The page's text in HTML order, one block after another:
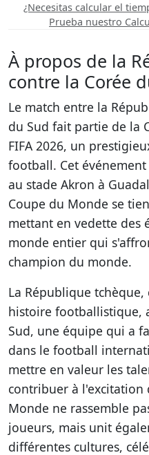
¿Necesitas calcular el
Prueba nuestro
À propos de la
contre la Corée
Le match entre la
du Sud fait partie de la
FIFA 2026, un
football. Cet
au stade Akron à
Coupe du Monde se
mettant en vedette des
monde entier qui
champion du monde.
La République
histoire footballistique,
Sud, une équipe qui a
dans le football
mettre en valeur les
contribuer à l'excitation
Monde ne rassemble
joueurs, mais unit
différentes cultures,